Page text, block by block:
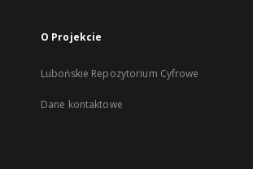
O Projekcie
Lubońskie Repozytorium Cyfrowe
Dane kontaktowe